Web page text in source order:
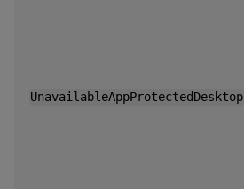
UnavailableAppProtectedDesktop